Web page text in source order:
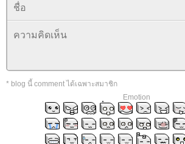
* blog นี้ comment ได้เฉพาะสมาชิก
Emotion